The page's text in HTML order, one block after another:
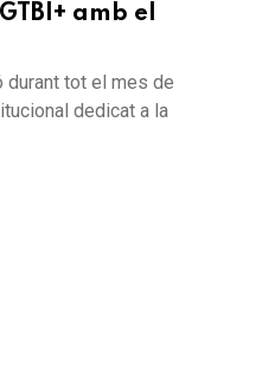
amb el
durant tot el mes de
dedicat a la